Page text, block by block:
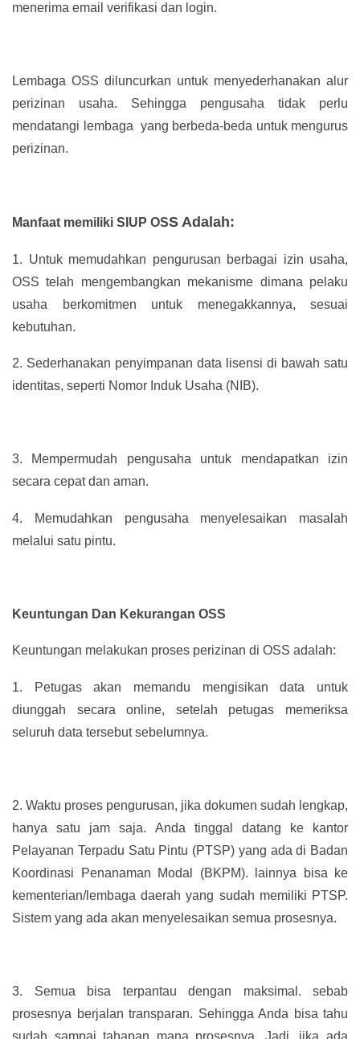
menerima email verifikasi dan login.
Lembaga OSS diluncurkan untuk menyederhanakan alur
perizinan usaha. Sehingga pengusaha tidak perlu
mendatangi lembaga yang berbeda-beda untuk mengurus
perizinan.
Manfaat memiliki SIUP OSS Adalah:
1. Untuk memudahkan pengurusan berbagai izin usaha,
OSS telah mengembangkan mekanisme dimana pelaku
usaha berkomitmen untuk menegakkannya, sesuai
kebutuhan.
2. Sederhanakan penyimpanan data lisensi di bawah satu
identitas, seperti Nomor Induk Usaha (NIB).
3.
Mempermudah pengusaha untuk mendapatkan izin
secara cepat dan aman.
4.
Memudahkan pengusaha menyelesaikan masalah
melalui satu pintu.
Keuntungan Dan Kekurangan OSS
Keuntungan melakukan proses perizinan di OSS adalah:
1.
Petugas akan memandu mengisikan data untuk
diunggah secara online, setelah petugas memeriksa
seluruh data tersebut sebelumnya.
2. Waktu proses pengurusan, jika dokumen sudah lengkap,
hanya satu jam saja. Anda tinggal datang ke kantor
Pelayanan Terpadu Satu Pintu (PTSP) yang ada di Badan
Koordinasi Penanaman Modal (BKPM). lainnya bisa ke
kementerian/lembaga daerah yang sudah memiliki PTSP.
Sistem yang ada akan menyelesaikan semua prosesnya.
3.
Semua bisa terpantau dengan maksimal. sebab
prosesnya berjalan transparan. Sehingga Anda bisa tahu
sudah sampai tahapan mana prosesnya. Jadi, jika ada